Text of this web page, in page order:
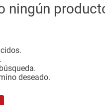
ningún
deseado.